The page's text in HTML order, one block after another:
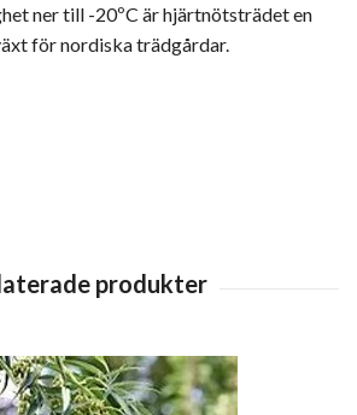
ner till -20ºC är hjärtnötsträdet en
för nordiska trädgårdar.